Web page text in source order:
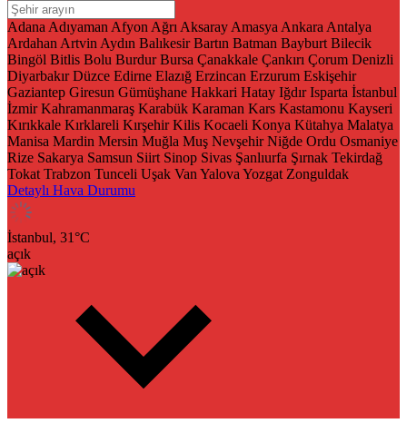
Adana Adıyaman Afyon Ağrı Aksaray Amasya Ankara Antalya
Ardahan Artvin Aydın Balıkesir Bartın Batman Bayburt Bilecik
Bingöl Bitlis Bolu Burdur Bursa Çanakkale Çankırı Çorum Denizli
Diyarbakır Düzce Edirne Elazığ Erzincan Erzurum Eskişehir
Gaziantep Giresun Gümüşhane Hakkari Hatay Iğdır Isparta İstanbul
İzmir Kahramanmaraş Karabük Karaman Kars Kastamonu Kayseri
Kırıkkale Kırklareli Kırşehir Kilis Kocaeli Konya Kütahya Malatya
Manisa Mardin Mersin Muğla Muş Nevşehir Niğde Ordu Osmaniye
Rize Sakarya Samsun Siirt Sinop Sivas Şanlıurfa Şırnak Tekirdağ
Tokat Trabzon Tunceli Uşak Van Yalova Yozgat Zonguldak
Detaylı Hava Durumu
İstanbul, 31°C
açık